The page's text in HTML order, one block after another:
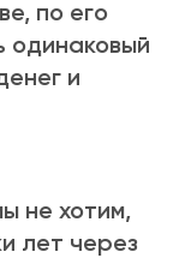
по его
одинаковый
и
не хотим,
лет через